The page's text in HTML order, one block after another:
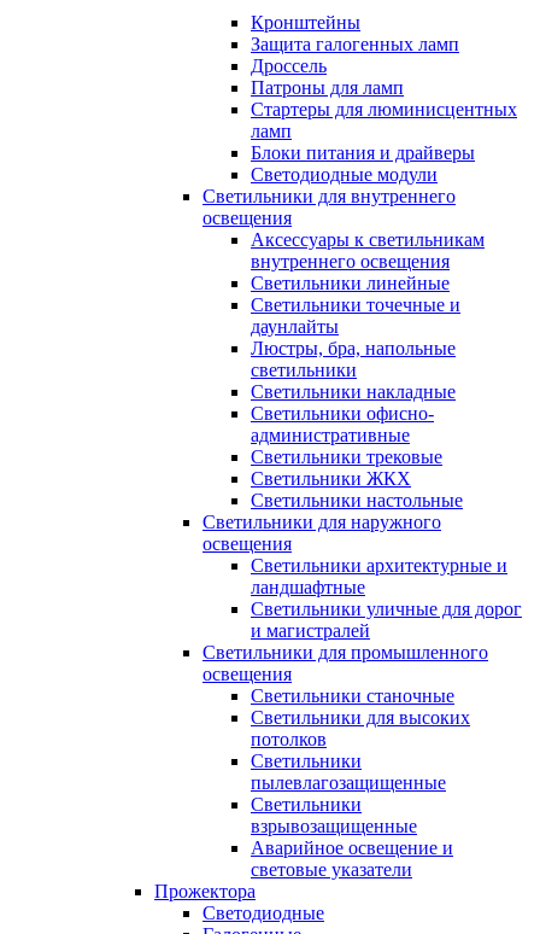
Кронштейны
Защита галогенных ламп
Дроссель
Патроны для ламп
Стартеры для люминисцентных
ламп
Блоки питания и драйверы
Светодиодные модули
Светильники для внутреннего
освещения
Аксессуары к светильникам
внутреннего освещения
Светильники линейные
Светильники точечные и
даунлайты
Люстры, бра, напольные
светильники
Светильники накладные
Светильники офисно-
административные
Светильники трековые
Светильники ЖКХ
Светильники настольные
Светильники для наружного
освещения
Светильники архитектурные и
ландшафтные
Светильники уличные для дорог
и магистралей
Светильники для промышленного
освещения
Светильники станочные
Светильники для высоких
потолков
Светильники
пылевлагозащищенные
Светильники
взрывозащищенные
Аварийное освещение и
световые указатели
Прожектора
Светодиодные